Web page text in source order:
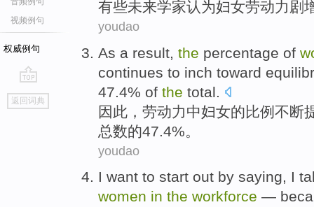
视频例句
权威例句
go
top
返回词典
有些未来学家认为妇女劳动力 剧
youdao
As a result the percentage of
continues to inch toward
47.4% of the total
因此 ， 劳动力中妇女的比例 不断
总数的47.4%。
youdao
I want to start out by saying, I
women in the workforce —